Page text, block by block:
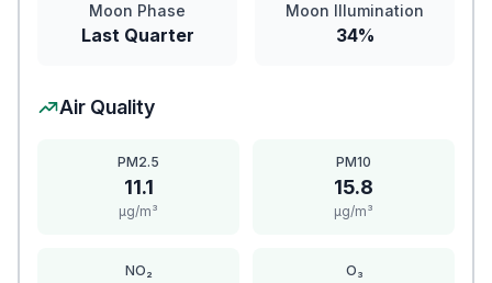
Moon Phase
Last Quarter
Moon Illumination
34%
Air Quality
PM2.5
11.1
μg/m³
PM10
15.8
μg/m³
NO₂ O₃